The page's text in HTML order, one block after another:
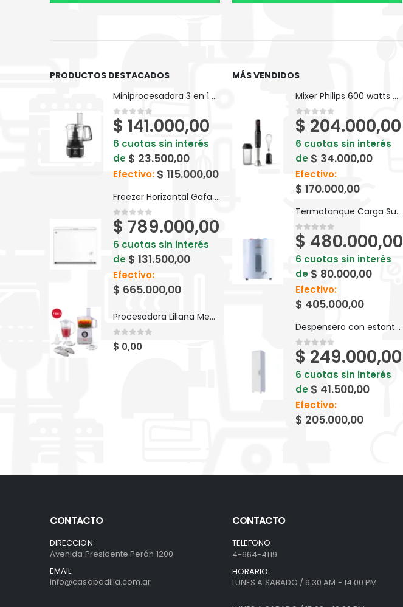
PRODUCTOS DESTACADOS
Miniprocesadora 3 en 1 Electrolux Efficient 710ml EFP500
0out of 5
$ 141.000,00
6 cuotas sin interés
de $ 23.500,00
Efectivo: $ 115.000,00
Freezer Horizontal Gafa Blanco Inverter 280lts FGHI300B-L
0out of 5
$ 789.000,00
6 cuotas sin interés
de $ 131.500,00
Efectivo:
$ 665.000,00
Procesadora Liliana Megapros AM740
0 out of 5
$ 0,00
MÁS VENDIDOS
Mixer Philips 600 watts Viva Collection ProMix HR2624/80
0out of 5
$ 204.000,00
6 cuotas sin interés
de $ 34.000,00
Efectivo:
$ 170.000,00
Termotanque Carga Superior 55 LTS Saiar Eléctrico - TEPC055ESARIK2
0out of 5
$ 480.000,00
6 cuotas sin interés
de $ 80.000,00
Efectivo:
$ 405.000,00
Despensero con estantes Varios colores
0out of 5
$ 249.000,00
6 cuotas sin interés
de $ 41.500,00
Efectivo:
$ 205.000,00
CONTACTO
DIRECCION:
Avenida Presidente Perón 1200.
EMAIL:
info@casapadilla.com.ar
CONTACTO
TELEFONO:
4-664-4119
HORARIO:
LUNES A SABADO / 9:30 AM - 14:00 PM